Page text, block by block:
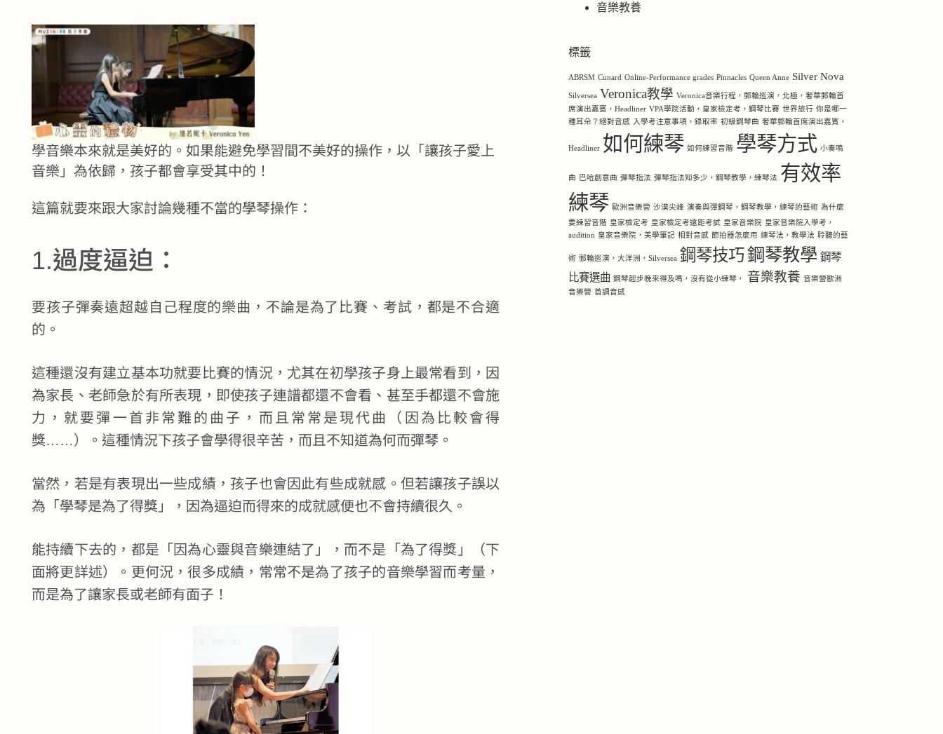
學音樂本來就是美好的。如果能避免學習間不美好的操作，以「讓孩子愛上
音樂」為依歸，孩子都會享受其中的！
這篇就要來跟大家討論幾種不當的學琴操作：
1.過度逼迫：
要孩子彈奏遠超越自己程度的樂曲，不論是為了比賽、考試，都是不合適
的。
這種還沒有建立基本功就要比賽的情況，尤其在初學孩子身上最常看到，因
為家長、老師急於有所表現，即使孩子連譜都還不會看、甚至手都還不會施
力，就要彈一首非常難的曲子，而且常常是現代曲（因為比較會得
獎……）。這種情況下孩子會學得很辛苦，而且不知道為何而彈琴。
當然，若是有表現出一些成績，孩子也會因此有些成就感。但若讓孩子誤以
為「學琴是為了得獎」，因為逼迫而得來的成就感便也不會持續很久。
能持續下去的，都是「因為心靈與音樂連結了」，而不是「為了得獎」（下
面將更詳述）。更何況，很多成績，常常不是為了孩子的音樂學習而考量，
而是為了讓家長或老師有面子！
音樂教養
標籤
ABRSM Cunard Online-Performance grades Pinnacles Queen Anne Silver Nova
Silversea Veronica教學 Veronica音樂行程，郵輪巡演，北極，奢華郵輪首
席演出嘉賓，Headliner VPA學院活動，皇家檢定考，鋼琴比賽 世界旅行 你是哪一
種耳朵？絕對音感 入學考注意事項，錄取率 初級鋼琴曲 奢華郵輪首席演出嘉賓，
Headliner 如何練琴 如何練習音階 學琴方式 小奏鳴
曲 巴哈創意曲 彈琴指法 彈琴指法知多少，鋼琴教學，練琴法 有效率
練琴 歐洲音樂營 沙漠尖峰 演奏與彈鋼琴，鋼琴教學，練琴的藝術 為什麼
要練習音階 皇家檢定考 皇家檢定考遠距考試 皇家音樂院 皇家音樂院入學考，
audition 皇家音樂院，美學筆記 相對音感 節拍器怎麼用 練琴法，教學法 聆聽的藝
術 郵輪巡演，大洋洲，Silversea 鋼琴技巧鋼琴教學 鋼琴
比賽選曲 鋼琴起步晚來得及嗎，沒有從小練琴， 音樂教養 音樂營歐洲
音樂營 首調音感